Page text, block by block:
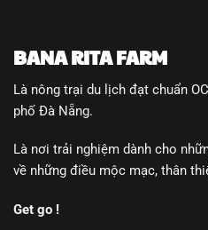
BANA RITA FARM
Là nông trại du lịch đạt chuẩn
phố Đà Nẵng.
Là nơi trải nghiệm dành cho
về những điều mộc mạc, thân
Get go !